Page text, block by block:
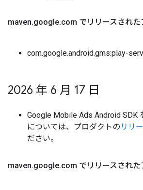
maven.google.com でリリースされた
com.google.android.gms:play-
2026 年 6 月 17 日
Google Mobile Ads Android SDK
については、プロダクトの リリ
ださい。
maven.google.com でリリースされた